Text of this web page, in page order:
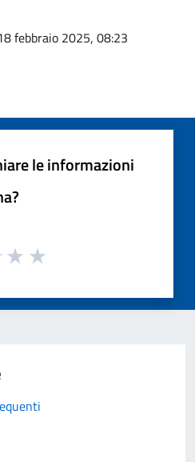
febbraio 2025, 08:23
le informazioni